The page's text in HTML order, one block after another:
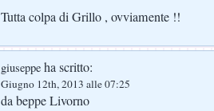
Tutta colpa di Grillo , ovviamente !!
giuseppe ha scritto:
Giugno 12th, 2013 alle 07:25
da beppe Livorno